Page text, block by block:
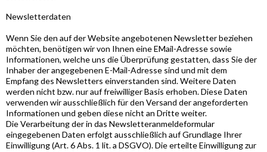
Newsletterdaten
Wenn Sie den auf der Website angebotenen Newsletter beziehen
möchten, benötigen wir von Ihnen eine EMail-Adresse sowie
Informationen, welche uns die Überprüfung gestatten, dass Sie der
Inhaber der angegebenen E-Mail-Adresse sind und mit dem
Empfang des Newsletters einverstanden sind. Weitere Daten
werden nicht bzw. nur auf freiwilliger Basis erhoben. Diese Daten
verwenden wir ausschließlich für den Versand der angeforderten
Informationen und geben diese nicht an Dritte weiter.
Die Verarbeitung der in das Newsletteranmeldeformular
eingegebenen Daten erfolgt ausschließlich auf Grundlage Ihrer
Einwilligung (Art. 6 Abs. 1 lit. a DSGVO). Die erteilte Einwilligung zur